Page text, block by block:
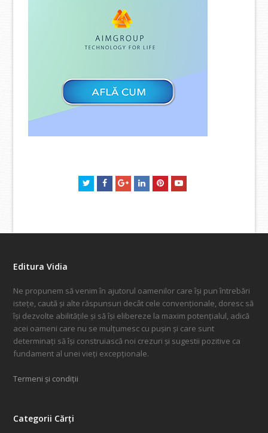
TwitterFacebookGooglePlus
LinkedInPinterestYoutube
Editura Vidia
Ne propunem să venim în ajutorul oamenilor care își pun întrebări
istețe, caută și alte răspunsuri decât cele convenționale, doresc să
își dezvolte abilitățile și să își elibereze la maxim potențialul, adică
acei oameni care nu se mulțumesc cu pușin și care sunt
determinați să își construiască noi crezuri și sugestii pozitive ca
fundament al unei vieți excepționale.
Termeni și condiții
Categorii Cărți